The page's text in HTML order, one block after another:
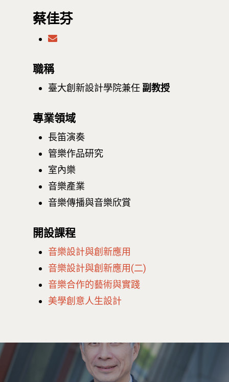
蔡佳芬
職稱
臺大創新設計學院兼任 副教授
專業領域
長笛演奏
管樂作品研究
室內樂
音樂產業
音樂傳播與音樂欣賞
開設課程
音樂設計與創新應用
音樂設計與創新應用(二)
音樂合作的藝術與實踐
美學創意人生設計